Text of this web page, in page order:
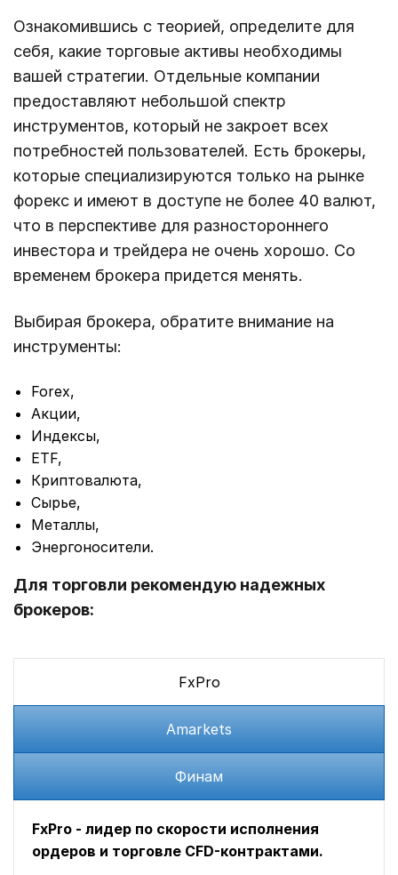
Ознакомившись с теорией, определите для
себя, какие торговые активы необходимы
вашей стратегии. Отдельные компании
предоставляют небольшой спектр
инструментов, который не закроет всех
потребностей пользователей. Есть брокеры,
которые специализируются только на рынке
форекс и имеют в доступе не более 40 валют,
что в перспективе для разностороннего
инвестора и трейдера не очень хорошо. Со
временем брокера придется менять.
Выбирая брокера, обратите внимание на
инструменты:
Forex,
Акции,
Индексы,
ETF,
Криптовалюта,
Сырье,
Металлы,
Энергоносители.
Для торговли рекомендую надежных
брокеров:
FxPro
Amarkets
Финам
FxPro - лидер по скорости исполнения
ордеров и торговле CFD-контрактами.